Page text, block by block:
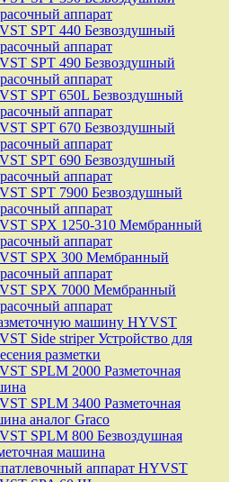
аппарат
SPT 440 Безвоздушный
аппарат
SPT 490 Безвоздушный
аппарат
SPT 650L Безвоздушный
аппарат
SPT 670 Безвоздушный
аппарат
SPT 690 Безвоздушный
аппарат
SPT 7900 Безвоздушный
аппарат
SPX 1250-310 Мембранный
аппарат
SPX 300 Мембранный
аппарат
SPX 7000 Мембранный
аппарат
машину HYVST
Side striper Устройство для
разметки
SPLM 2000 Разметочная
SPLM 3400 Разметочная
аналог Graco
SPLM 800 Безвоздушная
машина
аппарат HYVST